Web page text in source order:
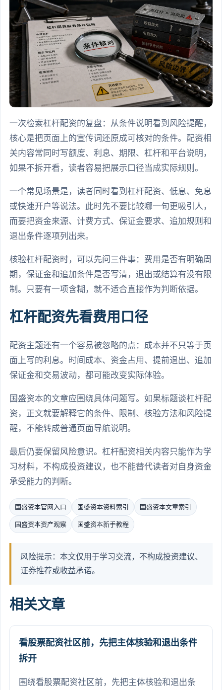
一次检索杠杆配资的复盘：从条件说明看到风险提醒，
核心是把页面上的宣传词还原成可核对的条件。配资相
关内容常同时写额度、利息、期限、杠杆和平台说明，
如果不拆开看，读者容易把展示口径当成实际规则。
一个常见场景是，读者同时看到杠杆配资、低息、免息
或快速开户等说法。此时先不要比较哪一句更吸引人，
而要把资金来源、计费方式、保证金要求、追加规则和
退出条件逐项列出来。
核验杠杆配资时，可以先问三件事：费用是否有明确周
期，保证金和追加条件是否写清，退出或结算有没有限
制。只要有一项含糊，就不适合直接作为判断依据。
杠杆配资先看费用口径
配资主题还有一个容易被忽略的点：成本并不只等于页
面上写的利息。时间成本、资金占用、提前退出、追加
保证金和交易波动，都可能改变实际体验。
国盛资本的文章应围绕具体问题写。如果标题谈杠杆配
资，正文就要解释它的条件、限制、核验方法和风险提
醒，不能转成普通页面导航说明。
最后仍要保留风险意识。杠杆配资相关内容只能作为学
习材料，不构成投资建议，也不能替代读者对自身资金
承受能力的判断。
国盛资本官网入口 国盛资本资料索引 国盛资本文章索引
国盛资本资产观察 国盛资本新手教程
风险提示：本文仅用于学习交流，不构成投资建议、
证券推荐或收益承诺。
相关文章
看股票配资社区前，先把主体核验和退出条件
拆开
围绕看股票配资社区前，先把主体核验和退出条